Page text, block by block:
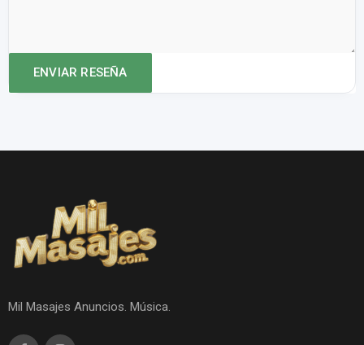
Mil Masajes Anuncios. Música.